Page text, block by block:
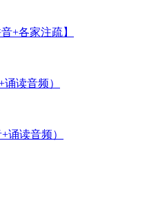
+各家注疏】
读音频）
诵读音频）